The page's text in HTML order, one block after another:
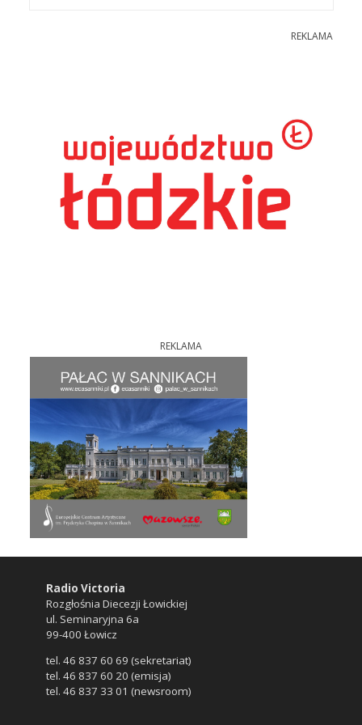
REKLAMA
REKLAMA
Radio Victoria
Rozgłośnia Diecezji Łowickiej
ul. Seminaryjna 6a
99-400 Łowicz
tel. 46 837 60 69 (sekretariat)
tel. 46 837 60 20 (emisja)
tel. 46 837 33 01 (newsroom)